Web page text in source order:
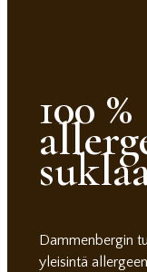
100 %
Dammenbergin
yleisintä